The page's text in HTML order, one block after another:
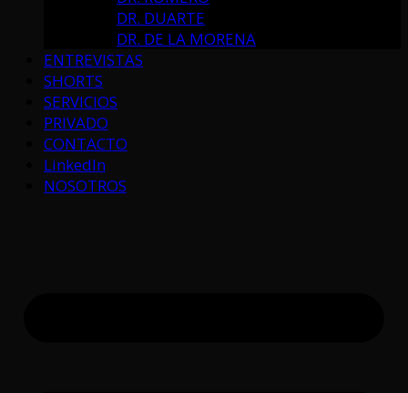
DR. DUARTE
DR. DE LA MORENA
ENTREVISTAS
SHORTS
SERVICIOS
PRIVADO
CONTACTO
LinkedIn
NOSOTROS